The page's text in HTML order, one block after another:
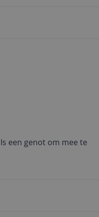
een genot om mee te